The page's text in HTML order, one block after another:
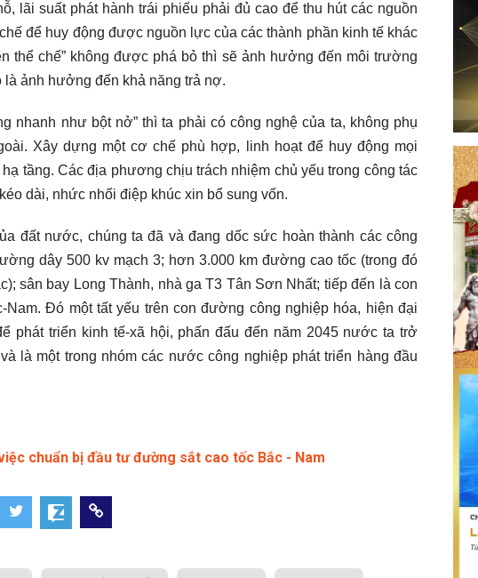
lãi suất phát hành trái phiếu phải đủ cao để thu hút các nguồn
để huy động được nguồn lực của các thành phần kinh tế khác
thể chế” không được phá bỏ thì sẽ ảnh hưởng đến môi trường
là ảnh hưởng đến khả năng trả nợ.
nhanh như bột nở” thì ta phải có công nghệ của ta, không phụ
Xây dựng một cơ chế phù hợp, linh hoạt để huy động mọi
tầng. Các địa phương chịu trách nhiệm chủ yếu trong công tác
dài, nhức nhối điệp khúc xin bổ sung vốn.
đất nước, chúng ta đã và đang dốc sức hoàn thành các công
dây 500 kv mạch 3; hơn 3.000 km đường cao tốc (trong đó
sân bay Long Thành, nhà ga T3 Tân Sơn Nhất; tiếp đến là con
Đó một tất yếu trên con đường công nghiệp hóa, hiện đại
phát triển kinh tế-xã hội, phấn đấu đến năm 2045 nước ta trở
là một trong nhóm các nước công nghiệp phát triển hàng đầu
chuẩn bị đầu tư đường sắt cao tốc Bắc - Nam